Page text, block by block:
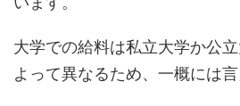
大学での給料は私立大学か公
よって異なるため、一概には言